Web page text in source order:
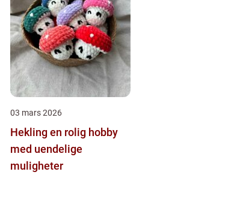
03 mars 2026
Hekling en rolig hobby
med uendelige
muligheter